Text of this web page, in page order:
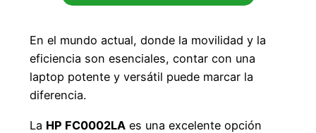
En el mundo actual, donde la movilidad y la
eficiencia son esenciales, contar con una
laptop potente y versátil puede marcar la
diferencia.
La HP FC0002LA es una excelente opción